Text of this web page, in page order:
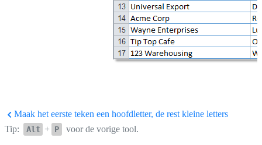
Maak het eerste teken een hoofdletter, de rest kleine letters
Tip:
Alt + P voor de vorige tool.